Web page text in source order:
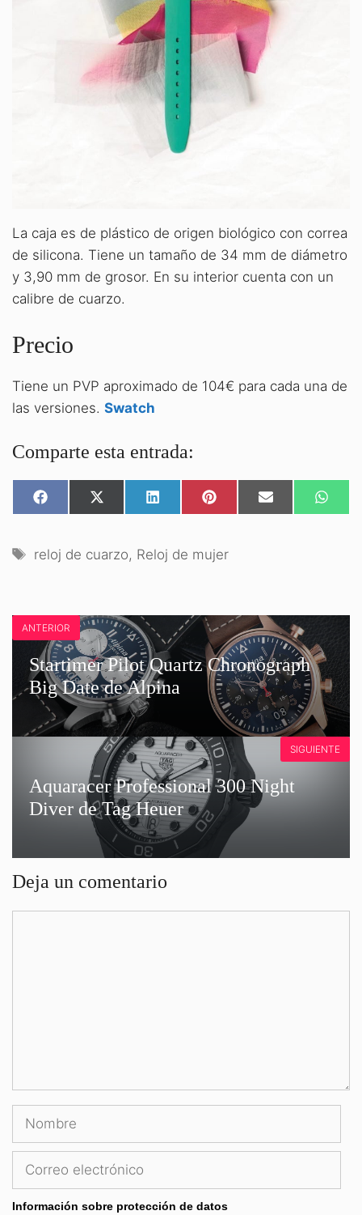
La caja es de plástico de origen biológico con correa
de silicona. Tiene un tamaño de 34 mm de diámetro
y 3,90 mm de grosor. En su interior cuenta con un
calibre de cuarzo.
Precio
Tiene un PVP aproximado de 104€ para cada una de
las versiones. Swatch
Comparte esta entrada:
COMPARTIR
EN
COMPARTIR
EN
COMPARTIR
EN
COMPARTIR
EN
COMPARTIR
EN
EN
Etiquetas
reloj de cuarzo, Reloj de mujer
ANTERIOR
Startimer Pilot Quartz Chronograph
Big Date de Alpina
Aquaracer Professional 300 Night
Diver de Tag Heuer
SIGUIENTE
Deja un comentario
Nombre
Correo
Información sobre protección de datos